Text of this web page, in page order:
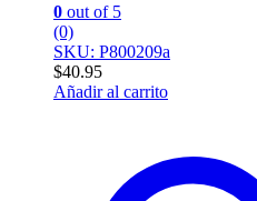
0 out of 5
(0)
SKU: P800209a
$40.95
Añadir al carrito